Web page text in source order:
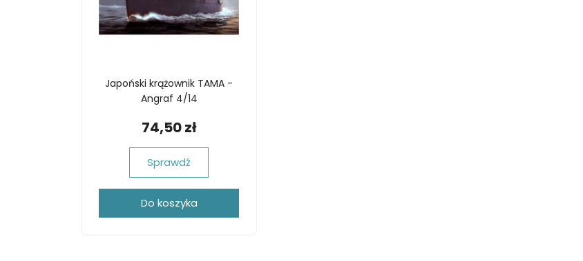
Japoński krążownik TAMA -
Angraf 4/14
74,50 zł
Sprawdź
Do koszyka